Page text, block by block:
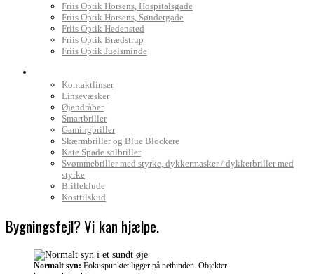
Friis Optik Horsens, Hospitalsgade
Friis Optik Horsens, Søndergade
Friis Optik Hedensted
Friis Optik Brædstrup
Friis Optik Juelsminde
Kontaktlinser
Linsevæsker
Øjendråber
Smartbriller
Gamingbriller
Skærmbriller og Blue Blockere
Kate Spade solbriller
Svømmebriller med styrke, dykkermasker / dykkerbriller med
styrke
Brilleklude
Kosttilskud
Bygningsfejl? Vi kan hjælpe.
Normalt syn: Fokuspunktet ligger på nethinden. Objekter